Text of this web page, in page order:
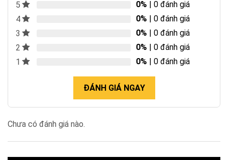
5 0% | 0 đánh giá
4
0% | 0 đánh giá
3
0% | 0 đánh giá
2
0% | 0 đánh giá
1
0% | 0 đánh giá
ĐÁNH GIÁ NGAY
Chưa có đánh giá nào.